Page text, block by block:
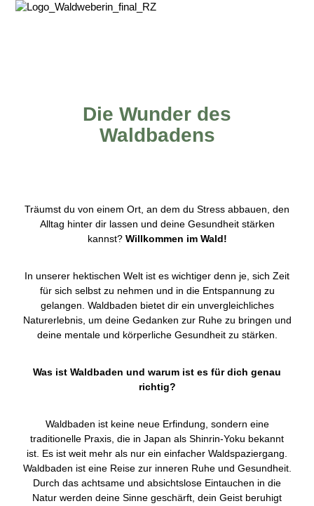
Die Wunder des
Waldbadens
Träumst du von einem Ort, an dem du Stress abbauen, den
Alltag hinter dir lassen und deine Gesundheit stärken
kannst? Willkommen im Wald!
In unserer hektischen Welt ist es wichtiger denn je, sich Zeit
für sich selbst zu nehmen und in die Entspannung zu
gelangen. Waldbaden bietet dir ein unvergleichliches
Naturerlebnis, um deine Gedanken zur Ruhe zu bringen und
deine mentale und körperliche Gesundheit zu stärken.
Was ist Waldbaden und warum ist es für dich genau
richtig?
Waldbaden ist keine neue Erfindung, sondern eine
traditionelle Praxis, die in Japan als Shinrin-Yoku bekannt
ist. Es ist weit mehr als nur ein einfacher Waldspaziergang.
Waldbaden ist eine Reise zur inneren Ruhe und Gesundheit.
Durch das achtsame und absichtslose Eintauchen in die
Natur werden deine Sinne geschärft, dein Geist beruhigt